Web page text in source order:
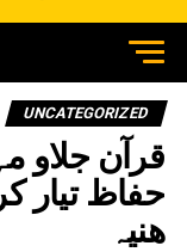
UNCATEGORIZED
حفاظ تیار
ھنیہ